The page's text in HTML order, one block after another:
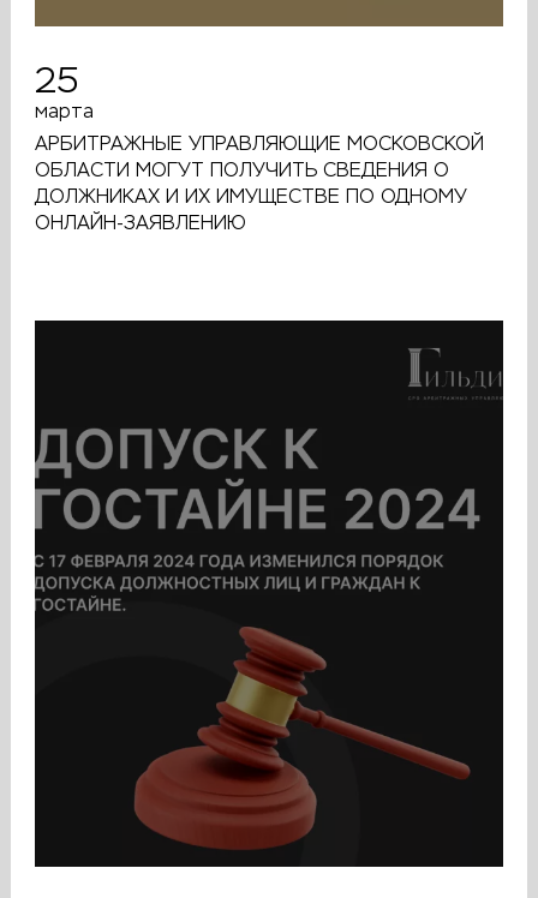
25
марта
АРБИТРАЖНЫЕ УПРАВЛЯЮЩИЕ МОСКОВСКОЙ
ОБЛАСТИ МОГУТ ПОЛУЧИТЬ СВЕДЕНИЯ О
ДОЛЖНИКАХ И ИХ ИМУЩЕСТВЕ ПО ОДНОМУ
ОНЛАЙН-ЗАЯВЛЕНИЮ